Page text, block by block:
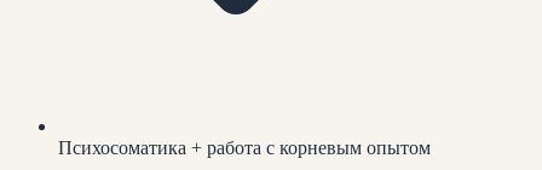
Психосоматика + работа с корневым опытом